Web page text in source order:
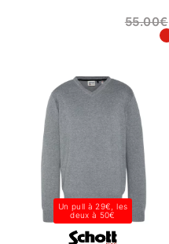
55.00€
Un pull à 29€, les
deux à 50€